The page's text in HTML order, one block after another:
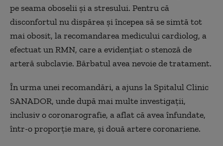
pe seama oboselii și a stresului. Pentru că
disconfortul nu dispărea și începea să se simtă tot
mai obosit, la recomandarea medicului cardiolog, a
efectuat un RMN, care a evidențiat o stenoză de
arteră subclavie. Bărbatul avea nevoie de tratament.
În urma unei recomandări, a ajuns la Spitalul Clinic
SANADOR, unde după mai multe investigații,
inclusiv o coronarografie, a aflat că avea înfundate,
într-o proporție mare, și două artere coronariene.